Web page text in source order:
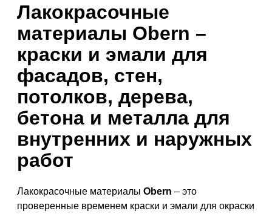
Лакокрасочные
материалы Obern –
краски и эмали для
фасадов, стен,
потолков, дерева,
бетона и металла для
внутренних и наружных
работ
Лакокрасочные материалы Obern – это
проверенные временем краски и эмали для окраски